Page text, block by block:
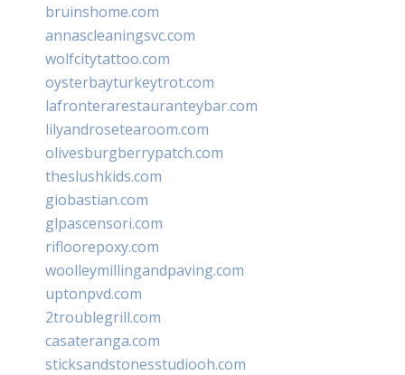
bruinshome.com
annascleaningsvc.com
wolfcitytattoo.com
oysterbayturkeytrot.com
lafronterarestauranteybar.com
lilyandrosetearoom.com
olivesburgberrypatch.com
theslushkids.com
giobastian.com
glpascensori.com
rifloorepoxy.com
woolleymillingandpaving.com
uptonpvd.com
2troublegrill.com
casateranga.com
sticksandstonesstudiooh.com